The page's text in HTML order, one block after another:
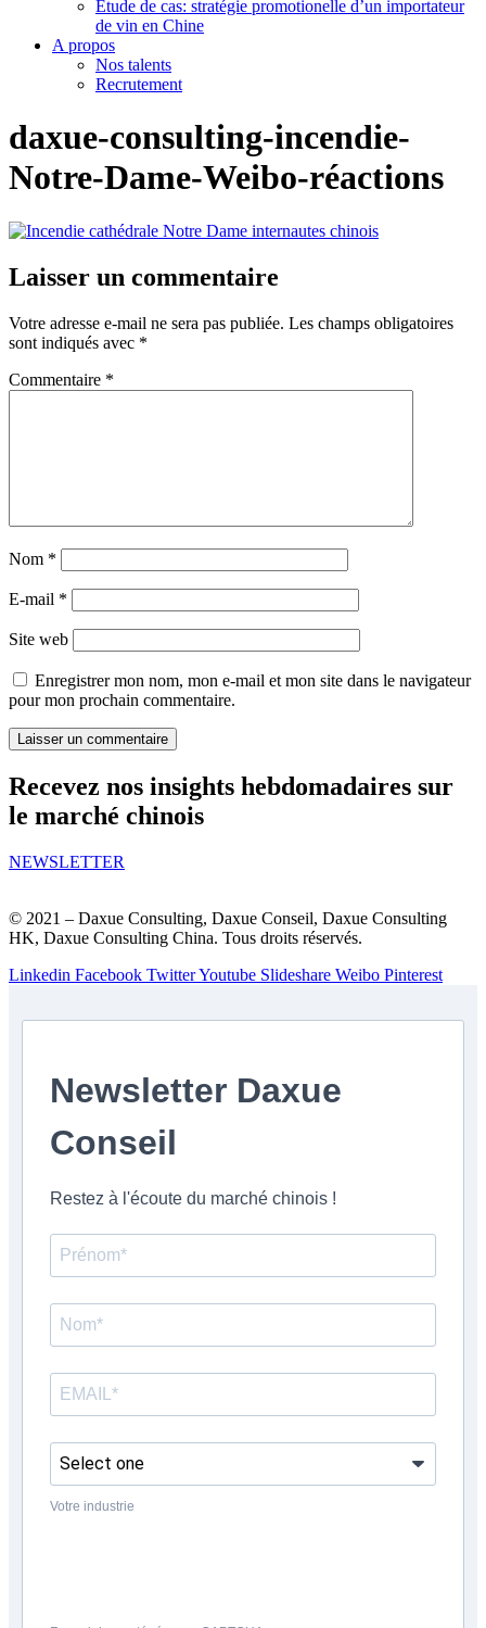
Etude de cas: stratégie promotionelle d’un importateur
de vin en Chine
A propos
Nos talents
Recrutement
daxue-consulting-incendie-
Notre-Dame-Weibo-réactions
Laisser un commentaire
Votre adresse e-mail ne sera pas publiée. Les champs obligatoires
sont indiqués avec *
Commentaire *
Nom *
E-mail *
Site web
Enregistrer mon nom, mon e-mail et mon site dans le navigateur
pour mon prochain commentaire.
Recevez nos insights hebdomadaires sur
le marché chinois
NEWSLETTER
© 2021 – Daxue Consulting, Daxue Conseil, Daxue Consulting
HK, Daxue Consulting China. Tous droits réservés.
Linkedin Facebook TwitterYoutube Slideshare Weibo Pinterest
Newsletter Daxue
Conseil
Restez à l'écoute du marché chinois !
Votre industrie